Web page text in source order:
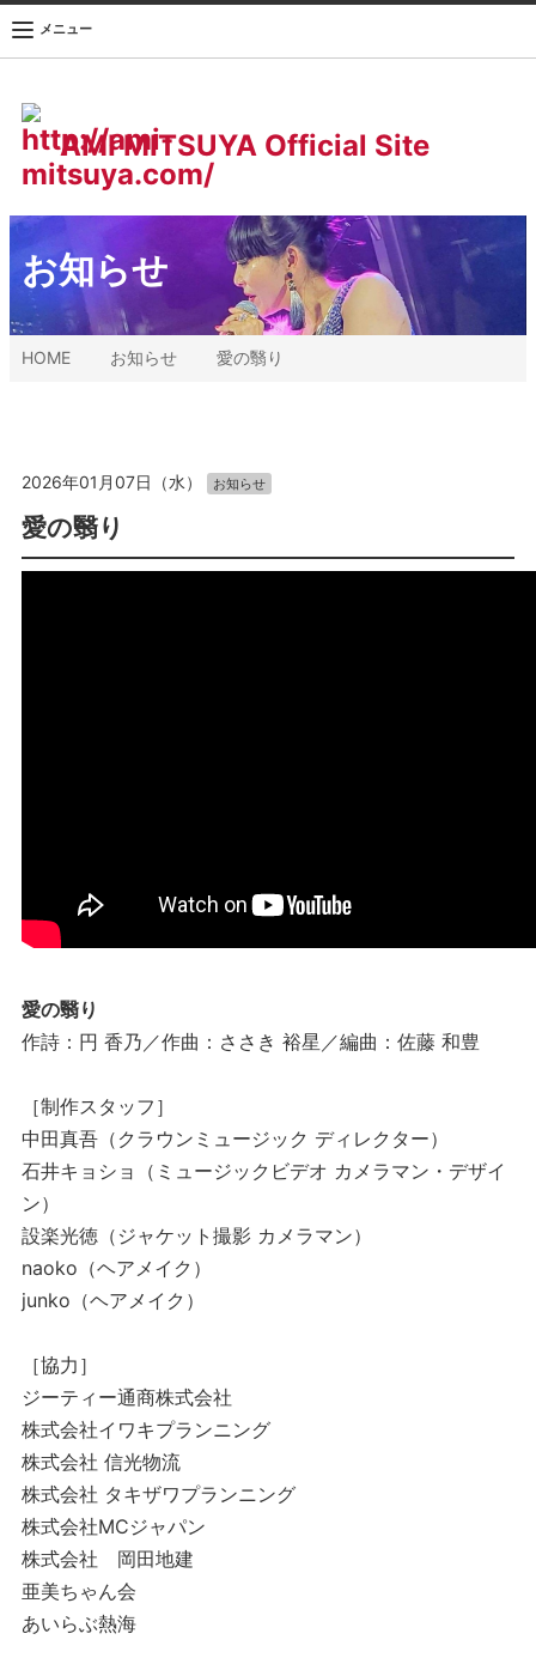
AMI MITSUYA Official Site
メニュー
お知らせ
HOME お知らせ 愛の翳り
2026年01月07日（水） お知らせ
愛の翳り
愛の翳り
作詩：円 香乃／作曲：ささき 裕星／編曲：佐藤 和豊
［制作スタッフ］
中田真吾（クラウンミュージック ディレクター）
石井キョショ（ミュージックビデオ カメラマン・デザイ
ン）
設楽光徳（ジャケット撮影 カメラマン）
naoko（ヘアメイク）
junko（ヘアメイク）
［協力］
ジーティー通商株式会社
株式会社イワキプランニング
株式会社 信光物流
株式会社 タキザワプランニング
株式会社MCジャパン
株式会社 岡田地建
亜美ちゃん会
あいらぶ熱海